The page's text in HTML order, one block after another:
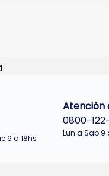
9 a 18hs
Atención
0800-
Lun a Sab 9